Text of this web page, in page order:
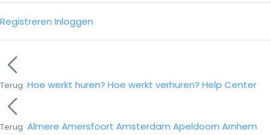
Registreren Inloggen
Terug Hoe werkt huren? Hoe werkt verhuren? Help Center
Terug Almere Amersfoort Amsterdam Apeldoorn Arnhem